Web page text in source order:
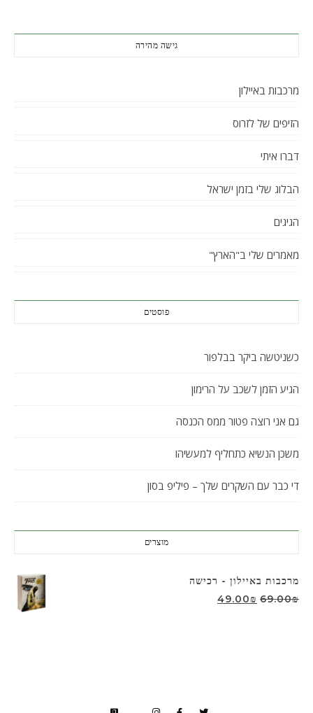
גישה מהירה
מרכבות באיילון
הזיפים של לזרוס
דברו איתי
הבלוג שלי בזמן ישראל
הגיגים
מאמרים שלי ב"הארץ"
פוסטים
כשניטשה ביקר בבלפור
הגיע הזמן לשכב על הרימון
גם אני רוצה פטור ממס הכנסה
משכן הנשיא כתחליף למעשיהו
די כבר עם השקרים שלך – פיליפ בסון
מוצרים
מרכבות באיילון - רכישה
69.00₪ המחיר המקורי היה: 69.00₪.
49.00₪ המחיר הנוכחי הוא: 49.00₪.